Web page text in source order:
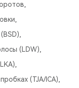
(LDW),
(TJA/ICA),